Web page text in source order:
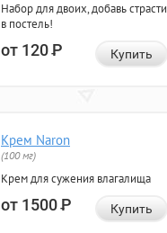
Набор для двоих, добавь страсти
в постель!
от 120Р Купить
Крем Naron
(100 мг)
Крем для сужения влагалища
от 1500Р Купить